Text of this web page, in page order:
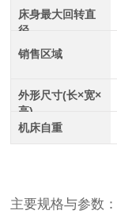
床身最大回转直
径
销售区域
外形尺寸(长×宽×
高)
机床自重
主要规格与参数：